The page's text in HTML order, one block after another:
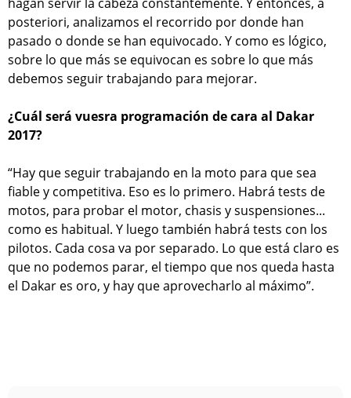
hagan servir la cabeza constantemente. Y entonces, a
posteriori, analizamos el recorrido por donde han
pasado o donde se han equivocado. Y como es lógico,
sobre lo que más se equivocan es sobre lo que más
debemos seguir trabajando para mejorar.
¿Cuál será vuesra programación de cara al Dakar
2017?
“Hay que seguir trabajando en la moto para que sea
fiable y competitiva. Eso es lo primero. Habrá tests de
motos, para probar el motor, chasis y suspensiones...
como es habitual. Y luego también habrá tests con los
pilotos. Cada cosa va por separado. Lo que está claro es
que no podemos parar, el tiempo que nos queda hasta
el Dakar es oro, y hay que aprovecharlo al máximo”.